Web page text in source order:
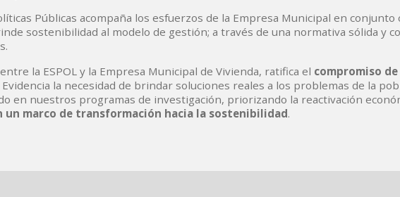
Públicas acompaña los esfuerzos de la Empresa Municipal en conjunto
sostenibilidad al modelo de gestión; a través de una normativa sólida y
la ESPOL y la Empresa Municipal de Vivienda, ratifica el compromiso
la necesidad de brindar soluciones reales a los problemas de la
en nuestros programas de investigación, priorizando la reactivación
un marco de transformación hacia la sostenibilidad.